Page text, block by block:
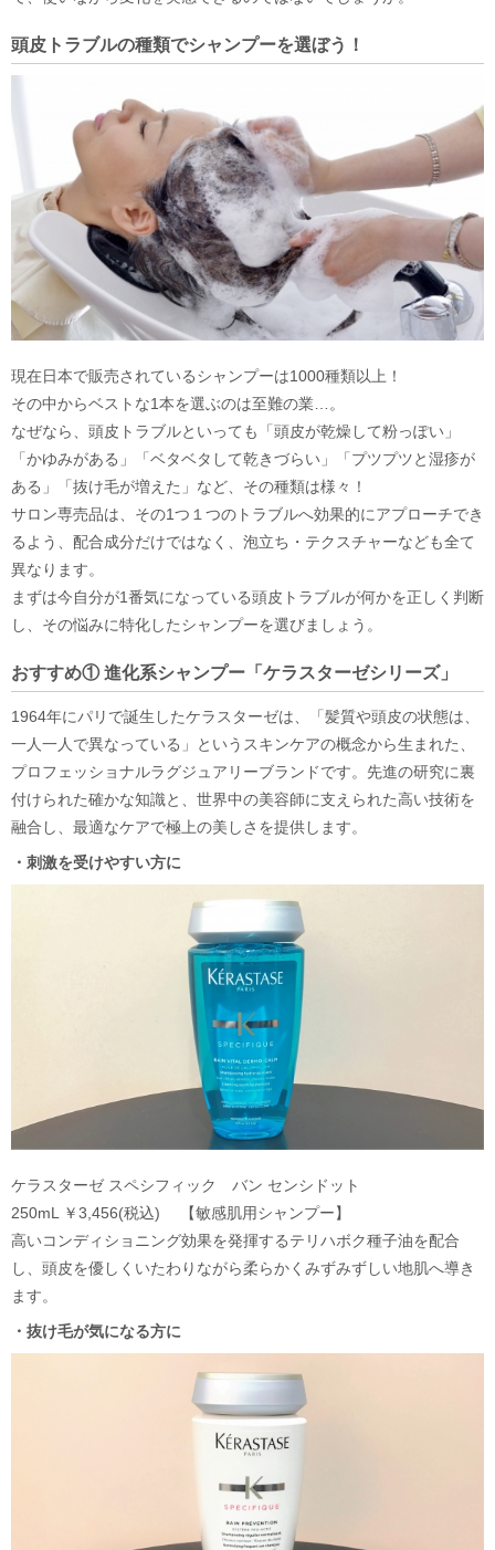
頭皮トラブルの種類でシャンプーを選ぼう！
現在日本で販売されているシャンプーは1000種類以上！
その中からベストな1本を選ぶのは至難の業…。
なぜなら、頭皮トラブルといっても「頭皮が乾燥して粉っぽい」
「かゆみがある」「ベタベタして乾きづらい」「プツプツと湿疹が
ある」「抜け毛が増えた」など、その種類は様々！
サロン専売品は、その1つ１つのトラブルへ効果的にアプローチでき
るよう、配合成分だけではなく、泡立ち・テクスチャーなども全て
異なります。
まずは今自分が1番気になっている頭皮トラブルが何かを正しく判断
し、その悩みに特化したシャンプーを選びましょう。
おすすめ① 進化系シャンプー「ケラスターゼシリーズ」
1964年にパリで誕生したケラスターゼは、「髪質や頭皮の状態は、
一人一人で異なっている」というスキンケアの概念から生まれた、
プロフェッショナルラグジュアリーブランドです。先進の研究に裏
付けられた確かな知識と、世界中の美容師に支えられた高い技術を
融合し、最適なケアで極上の美しさを提供します。
・刺激を受けやすい方に
ケラスターゼ スペシフィック バン センシドット
250mL ￥3,456(税込) 【敏感肌用シャンプー】
高いコンディショニング効果を発揮するテリハボク種子油を配合
し、頭皮を優しくいたわりながら柔らかくみずみずしい地肌へ導き
ます。
・抜け毛が気になる方に